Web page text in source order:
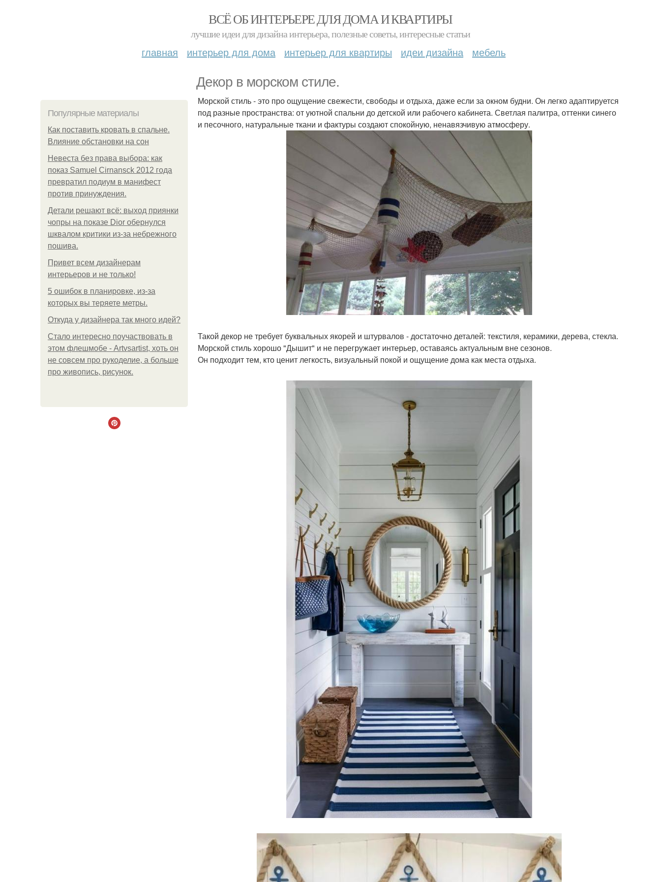
ВСЁ ОБ ИНТЕРЬЕРЕ ДЛЯ ДОМА И КВАРТИРЫ
лучшие идеи для дизайна интерьера, полезные советы, интересные статьи
главная интерьер для дома интерьер для квартиры идеи дизайна мебель
Декор в морском стиле.
Популярные материалы
Как поставить кровать в спальне.
Влияние обстановки на сон
Невеста без права выбора: как
показ Samuel Cirnansck 2012 года
превратил подиум в манифест
против принуждения.
Детали решают всё: выход приянки
чопры на показе Dior обернулся
шквалом критики из-за небрежного
пошива.
Привет всем дизайнерам
интерьеров и не только!
5 ошибок в планировке, из-за
которых вы теряете метры.
Откуда у дизайнера так много идей?
Стало интересно поучаствовать в
этом флешмобе - Artvsartist, хоть он
не совсем про рукоделие, а больше
про живопись, рисунок.
Морской стиль - это про ощущение свежести, свободы и отдыха, даже если за окном будни. Он легко адаптируется
под разные пространства: от уютной спальни до детской или рабочего кабинета. Светлая палитра, оттенки синего
и песочного, натуральные ткани и фактуры создают спокойную, ненавязчивую атмосферу.
Такой декор не требует буквальных якорей и штурвалов - достаточно деталей: текстиля, керамики, дерева, стекла.
Морской стиль хорошо "Дышит" и не перегружает интерьер, оставаясь актуальным вне сезонов.
Он подходит тем, кто ценит легкость, визуальный покой и ощущение дома как места отдыха.